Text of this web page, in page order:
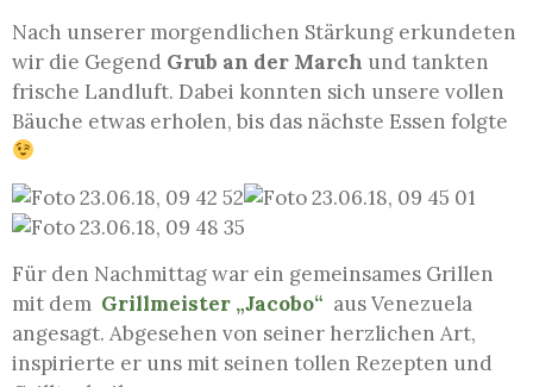
Nach unserer morgendlichen Stärkung erkundeten
wir die Gegend Grub an der March und tankten
frische Landluft. Dabei konnten sich unsere vollen
Bäuche etwas erholen, bis das nächste Essen folgte
Für den Nachmittag war ein gemeinsames Grillen
mit dem Grillmeister „Jacobo“ aus Venezuela
angesagt. Abgesehen von seiner herzlichen Art,
inspirierte er uns mit seinen tollen Rezepten und